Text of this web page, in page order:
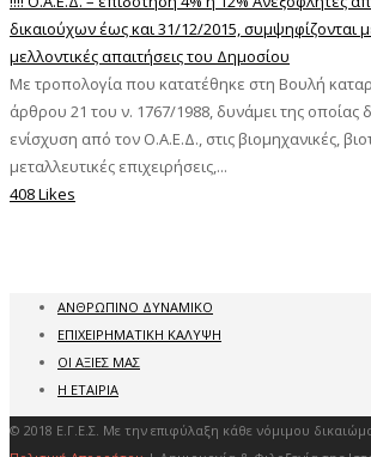
δικαιούχων έως και 31/12/2015, συμψηφίζονται
μελλοντικές απαιτήσεις του Δημοσίου
Με τροπολογία που κατατέθηκε στη Βουλή
άρθρου 21 του ν. 1767/1988, δυνάμει της οποίας
ενίσχυση από τον Ο.Α.Ε.Δ., στις βιομηχανικές,
μεταλλευτικές επιχειρήσεις,...
408 Likes
ΑΝΘΡΩΠΙΝΟ ΔΥΝΑΜΙΚΟ
ΕΠΙΧΕΙΡΗΜΑΤΙΚΗ ΚΑΛΥΨΗ
ΟΙ ΑΞΙΕΣ ΜΑΣ
Η ΕΤΑΙΡΙΑ
© 2018 Ε.Γ.Ε.Σ. Με την επιφύλαξη κάθε νόμιμου